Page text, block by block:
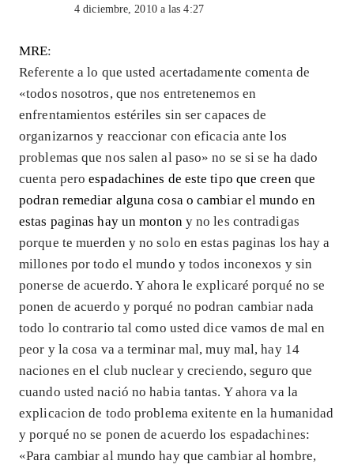
4 diciembre, 2010 a las 4:27
MRE:
Referente a lo que usted acertadamente comenta de
«todos nosotros, que nos entretenemos en
enfrentamientos estériles sin ser capaces de
organizarnos y reaccionar con eficacia ante los
problemas que nos salen al paso» no se si se ha dado
cuenta peroespadachines de este tipo que creen que
podran remediar alguna cosa o cambiar el mundo en
estas paginas hay un monton y no les contradigas
porque te muerden y no solo en estas paginas los hay a
millones por todo el mundo y todos inconexos y sin
ponerse de acuerdo. Y ahora le explicaré porqué no se
ponen de acuerdo y porqué no podran cambiar nada
todo lo contrario tal como usted dice vamos de mal en
peor y la cosa va a terminar mal, muy mal, hay 14
naciones en el club nuclear y creciendo, seguro que
cuando usted nació no habia tantas. Y ahora va la
explicacion de todo problema exitente en la humanidad
y porqué no se ponen de acuerdo los espadachines:
«Para cambiar al mundo hay que cambiar al hombre,